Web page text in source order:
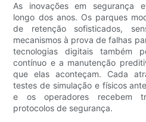
As inovações em segurança
longo dos anos. Os parques
de retenção sofisticados,
mecanismos à prova de falhas
tecnologias digitais também
contínuo e a manutenção
que elas aconteçam. Cada
testes de simulação e físicos
e os operadores recebem
protocolos de segurança.